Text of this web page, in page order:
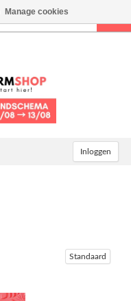
Inloggen
Standaard
Manage cookies